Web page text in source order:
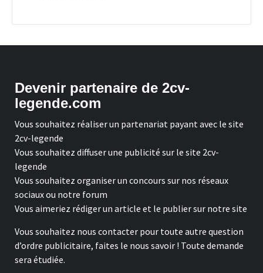
Devenir partenaire de 2cv-
legende.com
Vous souhaitez réaliser un partenariat payant avec le site
2cv-legende
Vous souhaitez diffuser une publicité sur le site 2cv-
legende
Vous souhaitez organiser un concours sur nos réseaux
sociaux ou notre forum
Vous aimeriez rédiger un article et le publier sur notre site
Vous souhaitez nous contacter pour toute autre question
d’ordre publicitaire, faites le nous savoir ! Toute demande
sera étudiée.